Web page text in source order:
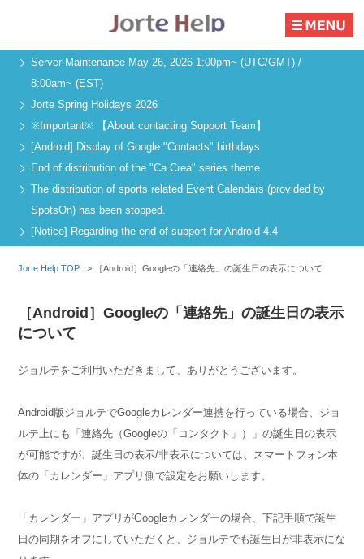
Server Maintenance May 26, 2026 1:00pm~ (UTC/GMT) /
8:00am~ (EST)
Jorte Spring Holidays 2026
※Important※ 【About contacting Support Team】
[Android] Display of Google "Contacts" birthdays
End of distribution of the "Ca.Crea" series theme
The distribution of sports related Event Calendars (provided by
SpotsOn) has been stopped.
[Notice] Regarding the end of support for Android 4.4
Jorte Help TOP :> ［Android］Googleの「連絡先」の誕生日の表示について
［Android］Googleの「連絡先」の誕生日の表示
について
ジョルテをご利用いただきまして、ありがとうございます。
Android版ジョルテでGoogleカレンダー連携を行っている場合、ジョ
ルテ上にも「連絡先（Googleの「コンタクト」）」の誕生日の表示
が可能ですが、誕生日の表示/非表示については、スマートフォン本
体の「カレンダー」アプリ側で設定をお願いします。
「カレンダー」アプリがGoogleカレンダーの場合、下記手順で誕生
日の同期をオフにしていただくと、ジョルテでも誕生日が非表示にな